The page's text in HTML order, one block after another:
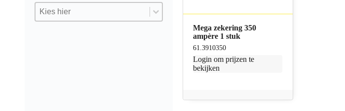
Toepassing
Toepassing
Toepassing
Mega zekering 350
ampère 1 stuk
61.3910350
Login om prijzen te
bekijken